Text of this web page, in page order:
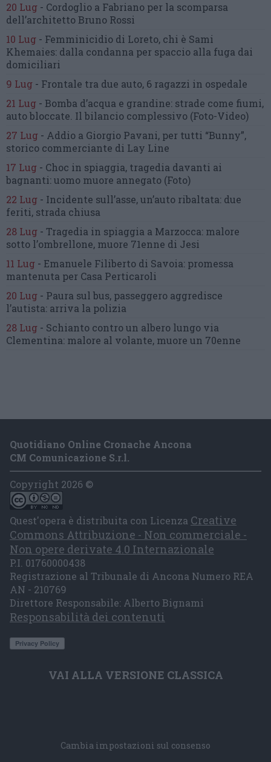
20 Lug - Cordoglio a Fabriano per la scomparsa
dell’architetto Bruno Rossi
10 Lug - Femminicidio di Loreto, chi è Sami
Khemaies: dalla condanna per spaccio alla fuga dai
domiciliari
9 Lug - Frontale tra due auto, 6 ragazzi in ospedale
21 Lug - Bomba d’acqua e grandine: strade come fiumi,
auto bloccate. Il bilancio complessivo (Foto-Video)
27 Lug - Addio a Giorgio Pavani, per tutti “Bunny”,
storico commerciante di Lay Line
17 Lug - Choc in spiaggia, tragedia davanti ai
bagnanti:uomo muore annegato (Foto)
22 Lug - Incidente sull’asse, un’auto ribaltata: due
feriti, strada chiusa
28 Lug - Tragedia in spiaggia a Marzocca: malore
sotto l’ombrellone, muore 71enne di Jesi
11 Lug - Emanuele Filiberto di Savoia: promessa
mantenuta per Casa Perticaroli
20 Lug - Paura sul bus, passeggero aggredisce
l’autista: arriva la polizia
28 Lug - Schianto contro un albero lungo via
Clementina: malore al volante, muore un 70enne
Quotidiano Online Cronache Ancona
CM Comunicazione S.r.l.
Copyright 2026 ©
Quest'opera è distribuita con Licenza Creative
Commons Attribuzione - Non commerciale -
Non opere derivate 4.0 Internazionale
P.I. 01760000438
Registrazione al Tribunale di Ancona Numero REA
AN - 210769
Direttore Responsabile: Alberto Bignami
Responsabilità dei contenuti
VAI ALLA VERSIONE CLASSICA
Cambia impostazioni sul consenso